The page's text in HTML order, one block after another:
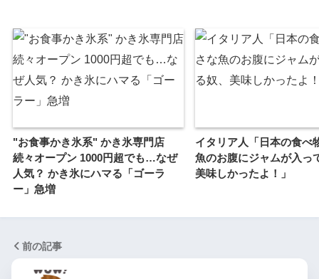
"お食事かき氷系" かき氷専門店
続々オープン 1000円超でも…なぜ
人気？ かき氷にハマる「ゴーラ
ー」急増
イタリア人「日本の食べ
魚のお腹にジャムが入っ
美味しかったよ！」
前の記事